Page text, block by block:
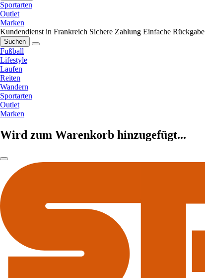
Sportarten
Outlet
Marken
Kundendienst in Frankreich Sichere Zahlung Einfache Rückgabe
Suchen
Fußball
Lifestyle
Laufen
Reiten
Wandern
Sportarten
Outlet
Marken
Wird zum Warenkorb hinzugefügt...